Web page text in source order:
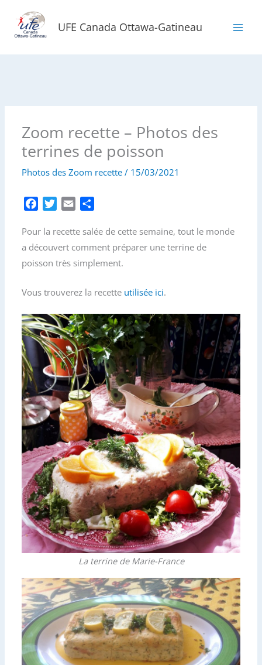
contenu
UFE Canada Ottawa-Gatineau
Zoom recette – Photos des
terrines de poisson
Photos des Zoom recette / 15/03/2021
c
e
b
o
i
t
t
r
a
i
l
r
t
a
e
Pour la recette salée de cette semaine, tout le monde
a découvert comment préparer une terrine de
poisson très simplement.
Vous trouverez la recette utilisée ici.
La terrine de Marie-France